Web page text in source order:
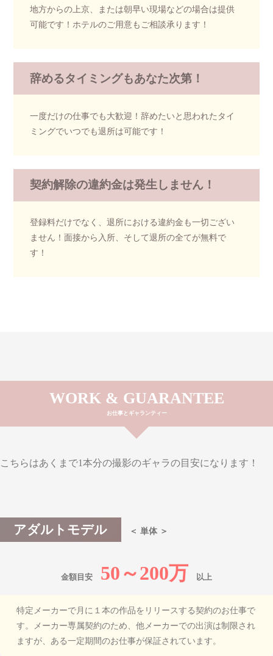
地方からの上京、または朝早い現場などの場合は提供
可能です！ホテルのご用意もご相談承ります！
辞めるタイミングもあなた次第！
一度だけの仕事でも大歓迎！辞めたいと思われたタイ
ミングでいつでも退所は可能です！
契約解除の違約金は発生しません！
登録料だけでなく、退所における違約金も一切ござい
ません！面接から入所、そして退所の全てが無料で
す！
WORK & GUARANTEE
お仕事とギャランティー
こちらはあくまで1本分の撮影のギャラの目安になります！
アダルトモデル ＜ 単体 ＞
金額目安 50～200万 以上
特定メーカーで月に１本の作品をリリースする契約のお仕事で
す。
メーカー専属契約のため、他メーカーでの出演は制限され
ますが、 ある一定期間のお仕事が保証されています。